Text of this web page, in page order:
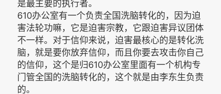
是最主要的执行者。
610办公室有一个负责全国洗脑转化的，因为迫
害法轮功嘛，它是迫害宗教，它跟迫害异议团体
不一样。对于信仰来说，迫害最核心的是转化洗
脑，就是要你放弃信仰，而且你要去攻击你自己
的信仰，这个是归610办公室里面有一个机构专
门管全国的洗脑转化的，这个就是由李东生负责
的。